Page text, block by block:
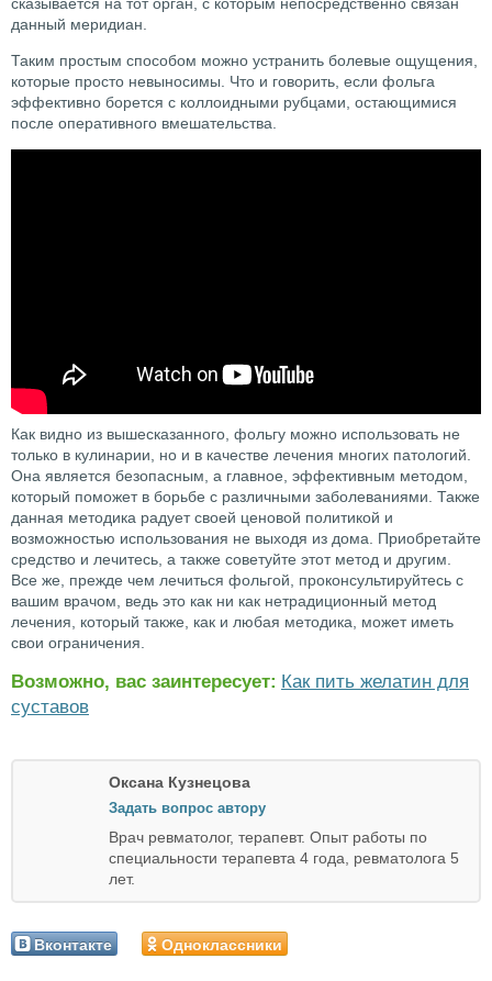
данный меридиан.
Таким простым способом можно устранить болевые ощущения,
которые просто невыносимы. Что и говорить, если фольга
эффективно борется с коллоидными рубцами, остающимися
после оперативного вмешательства.
Как видно из вышесказанного, фольгу можно использовать не
только в кулинарии, но и в качестве лечения многих патологий.
Она является безопасным, а главное, эффективным методом,
который поможет в борьбе с различными заболеваниями. Также
данная методика радует своей ценовой политикой и
возможностью использования не выходя из дома. Приобретайте
средство и лечитесь, а также советуйте этот метод и другим.
Все же, прежде чем лечиться фольгой, проконсультируйтесь с
вашим врачом, ведь это как ни как нетрадиционный метод
лечения, который также, как и любая методика, может иметь
свои ограничения.
Возможно, вас заинтересует: Как пить желатин для
суставов
Оксана Кузнецова
Задать вопрос автору
Врач ревматолог, терапевт. Опыт работы по
специальности терапевта 4 года, ревматолога 5
лет.
Вконтакте Одноклассники